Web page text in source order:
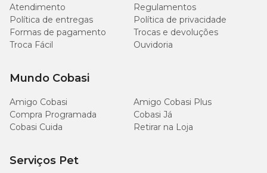
Atendimento
Regulamentos
Política de entregas
Política de privacidade
Formas de pagamento
Trocas e devoluções
Troca Fácil
Ouvidoria
Mundo Cobasi
Amigo Cobasi
Amigo Cobasi Plus
Compra Programada
Cobasi Já
Cobasi Cuida
Retirar na Loja
Serviços Pet